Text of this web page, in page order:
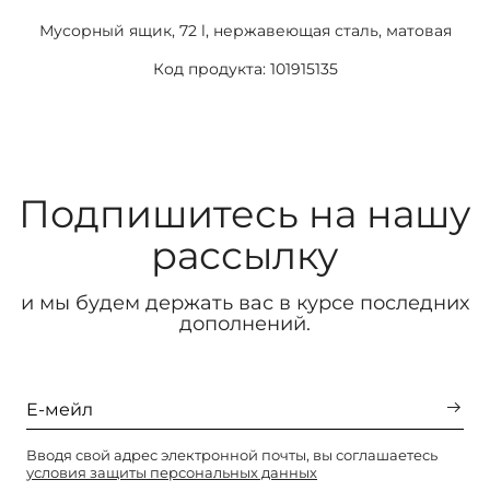
Мусорный ящик, 72 l, нержавеющая сталь, матовая
Код продукта: 101915135
Подпишитесь на нашу
рассылку
и мы будем держать вас в курсе последних
дополнений.
Вводя свой адрес электронной почты, вы соглашаетесь
условия защиты персональных данных